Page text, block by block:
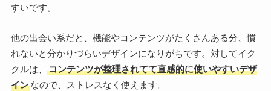
すいです。
他の出会い系だと、機能やコンテンツがたくさんある分、慣
れないと分かりづらいデザインになりがちです。対してイク
クルは、
コンテンツが整理されてて直感的に使いやすいデザ
インなので、ストレスなく使えます。